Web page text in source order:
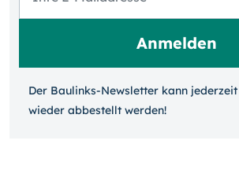
Der Baulinks-Newsletter kann
wieder ab­bestellt werden!